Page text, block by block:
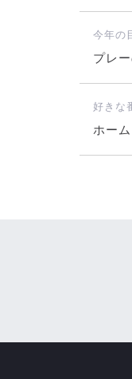
今年の
プレ
好きな
ホー